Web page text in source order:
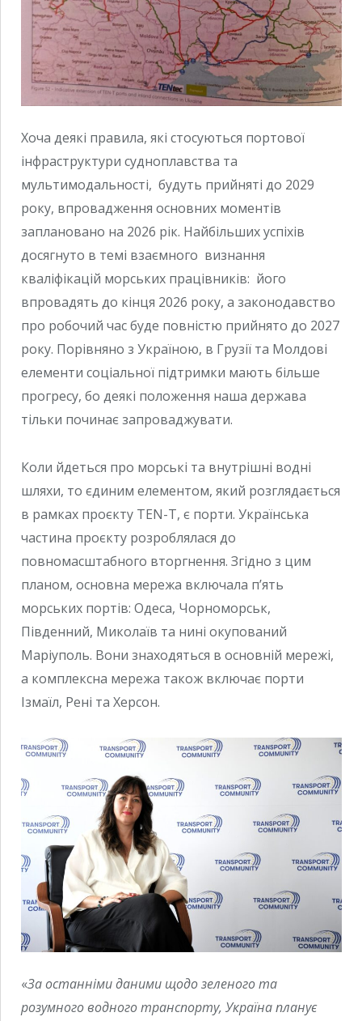
Хоча деякі правила, які стосуються портової
інфраструктури судноплавства та
мультимодальності, будуть прийняті до 2029
року, впровадження основних моментів
заплановано на 2026 рік. Найбільших успіхів
досягнуто в темі взаємного визнання
кваліфікацій морських працівників: його
впровадять до кінця 2026 року, а законодавство
про робочий час буде повністю прийнято до 2027
року. Порівняно з Україною, в Грузії та Молдові
елементи соціальної підтримки мають більше
прогресу, бо деякі положення наша держава
тільки починає запроваджувати.
Коли йдеться про морські та внутрішні водні
шляхи, то єдиним елементом, який розглядається
в рамках проєкту TEN-T, є порти. Українська
частина проєкту розроблялася до
повномасштабного вторгнення. Згідно з цим
планом, основна мережа включала п’ять
морських портів: Одеса, Чорноморськ,
Південний, Миколаїв та нині окупований
Маріуполь. Вони знаходяться в основній мережі,
а комплексна мережа також включає порти
Ізмаїл, Рені та Херсон.
«За останніми даними щодо зеленого та
розумного водного транспорту, Україна планує